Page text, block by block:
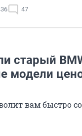
47
старый
модели
вам быстро